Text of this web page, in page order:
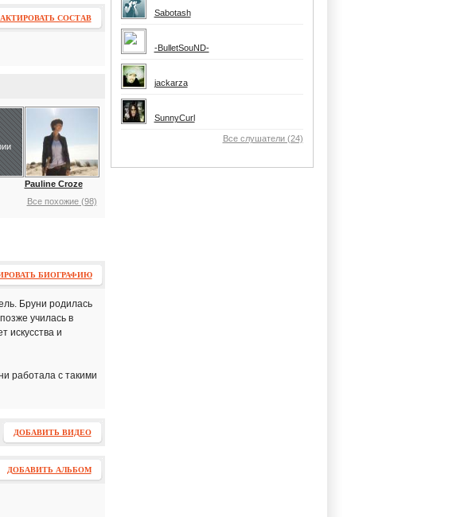
СОСТАВ
Pauline Croze
Все похожие (98)
БИОГРАФИЮ
Бруни родилась
училась в
искусства и
работала с такими
ДОБАВИТЬ ВИДЕО
ДОБАВИТЬ АЛЬБОМ
Sabotash
-BulletSouND-
jackarza
SunnyCurl
Все слушатели (24)